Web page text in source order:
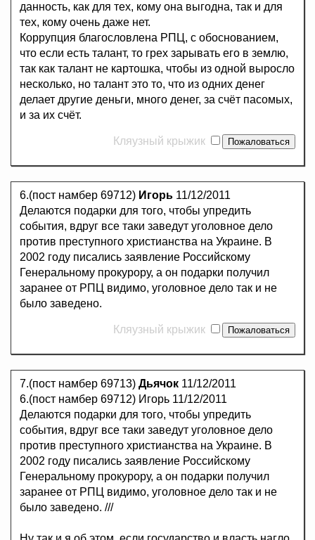
данность, как для тех, кому она выгодна, так и для
тех, кому очень даже нет.
Коррупция благословлена РПЦ, с обоснованием,
что если есть талант, то грех зарывать его в землю,
так как талант не картошка, чтобы из одной выросло
несколько, но талант это то, что из одних денег
делает другие деньги, много денег, за счёт пасомых,
и за их счёт.
Кляузный крыжик
6.(пост намбер 69712) Игорь 11/12/2011
Делаются подарки для того, чтобы упредить
события, вдруг все таки заведут уголовное дело
против преступного христианства на Украине. В
2002 году писались заявление Российскому
Генеральному прокурору, а он подарки получил
заранее от РПЦ видимо, уголовное дело так и не
было заведено.
Кляузный крыжик
7.(пост намбер 69713) Дьячок 11/12/2011
6.(пост намбер 69712) Игорь 11/12/2011
Делаются подарки для того, чтобы упредить
события, вдруг все таки заведут уголовное дело
против преступного христианства на Украине. В
2002 году писались заявление Российскому
Генеральному прокурору, а он подарки получил
заранее от РПЦ видимо, уголовное дело так и не
было заведено. ///